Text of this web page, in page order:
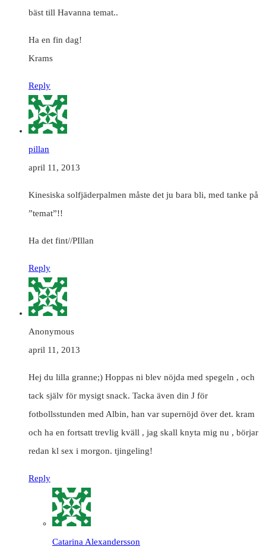
bäst till Havanna temat..
Ha en fin dag!
Krams
Reply
pillan
april 11, 2013
Kinesiska solfjäderpalmen måste det ju bara bli, med tanke på
”temat”!!
Ha det fint//PIllan
Reply
Anonymous
april 11, 2013
Hej du lilla granne;) Hoppas ni blev nöjda med spegeln , och
tack själv för mysigt snack. Tacka även din J för
fotbollsstunden med Albin, han var supernöjd över det. kram
och ha en fortsatt trevlig kväll , jag skall knyta mig nu , börjar
redan kl sex i morgon. tjingeling!
Reply
Catarina Alexandersson